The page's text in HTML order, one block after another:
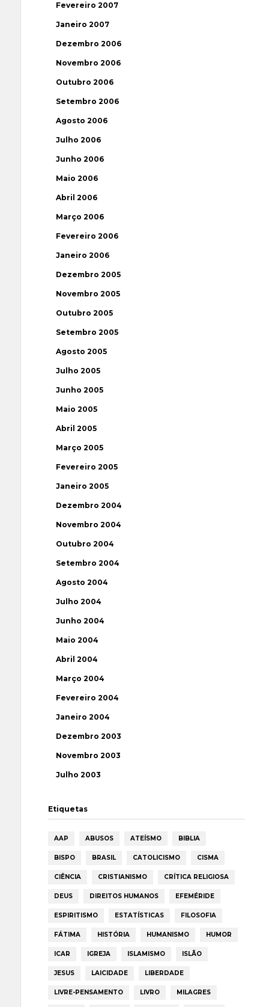
Fevereiro 2007
Janeiro 2007
Dezembro 2006
Novembro 2006
Outubro 2006
Setembro 2006
Agosto 2006
Julho 2006
Junho 2006
Maio 2006
Abril 2006
Março 2006
Fevereiro 2006
Janeiro 2006
Dezembro 2005
Novembro 2005
Outubro 2005
Setembro 2005
Agosto 2005
Julho 2005
Junho 2005
Maio 2005
Abril 2005
Março 2005
Fevereiro 2005
Janeiro 2005
Dezembro 2004
Novembro 2004
Outubro 2004
Setembro 2004
Agosto 2004
Julho 2004
Junho 2004
Maio 2004
Abril 2004
Março 2004
Fevereiro 2004
Janeiro 2004
Dezembro 2003
Novembro 2003
Julho 2003
Etiquetas
AAP ABUSOS ATEÍSMO BIBLIA
BISPO BRASIL CATOLICISMO CISMA
CIÊNCIA CRISTIANISMO CRÍTICA RELIGIOSA
DEUS DIREITOS HUMANOS EFEMÉRIDE
ESPIRITISMO ESTATÍSTICAS FILOSOFIA
FÁTIMA HISTÓRIA HUMANISMO HUMOR
ICAR IGREJA ISLAMISMO ISLÃO
JESUS LAICIDADE LIBERDADE
LIVRE-PENSAMENTO LIVRO MILAGRES